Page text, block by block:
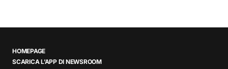
HOMEPAGE
SCARICA L’APP DI NEWSROOM